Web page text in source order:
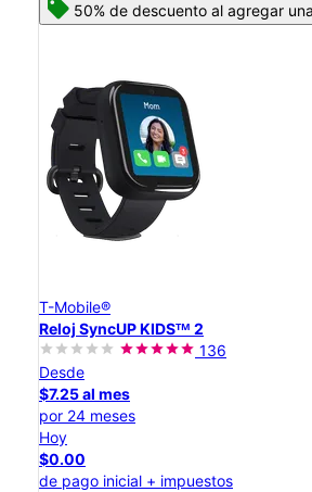
50% de descuento al agregar
T-Mobile®
Reloj SyncUP KIDSᵀᴹ 2
136
Desde
$7.25 al mes
por 24 meses
Hoy
$0.00
de pago inicial + impuestos